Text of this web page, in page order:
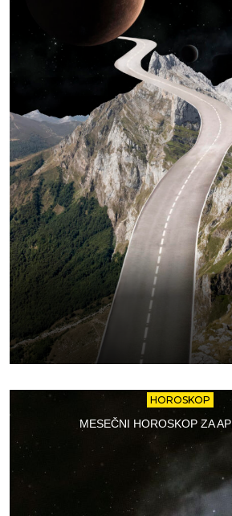
HOROSKOP
MESEČNI HOROSKOP ZA